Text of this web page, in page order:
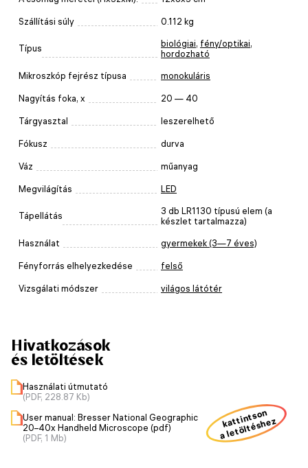
Szállítási súly 0.112 kg
Típus biológiai, fény/optikai,
hordozható
Mikroszkóp fejrész típusa monokuláris
Nagyítás foka, x 20 — 40
Tárgyasztal leszerelhető
Fókusz durva
Váz műanyag
Megvilágítás LED
Tápellátás
3 db LR1130 típusú elem (a
készlet tartalmazza)
Használat gyermekek (3—7 éves)
Fényforrás elhelyezkedése felső
Vizsgálati módszer világos látótér
Hivatkozások
és letöltések
Használati útmutató
(PDF, 228.87 Kb)
User manual: Bresser National Geographic
20–40x Handheld Microscope (pdf)
(PDF, 1 Mb)
kattintson
a letöltéshez